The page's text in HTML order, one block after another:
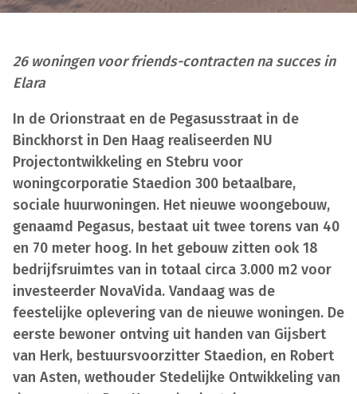
26 woningen voor friends-contracten na succes in
Elara
In de Orionstraat en de Pegasusstraat in de
Binckhorst in Den Haag realiseerden NU
Projectontwikkeling en Stebru voor
woningcorporatie Staedion 300 betaalbare,
sociale huurwoningen. Het nieuwe woongebouw,
genaamd Pegasus, bestaat uit twee torens van 40
en 70 meter hoog. In het gebouw zitten ook 18
bedrijfsruimtes van in totaal circa 3.000 m2 voor
investeerder NovaVida. Vandaag was de
feestelijke oplevering van de nieuwe woningen. De
eerste bewoner ontving uit handen van Gijsbert
van Herk, bestuursvoorzitter Staedion, en Robert
van Asten, wethouder Stedelijke Ontwikkeling van